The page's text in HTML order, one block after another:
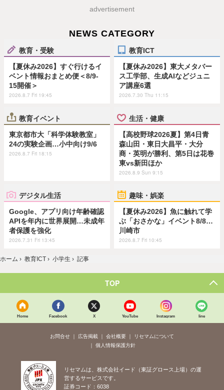
advertisement
NEWS CATEGORY
教育・受験
【夏休み2026】すぐ行けるイ
ベント情報おまとめ便＜8/9-
15開催＞
2026.8.7 Fri 19:45
教育ICT
【夏休み2026】東大メタバー
ス工学部、生成AIなどジュニ
ア講座6選
2026.7.30 Thu 11:15
教育イベント
東京都市大「科学体験教室」
24の実験企画…小中向け9/6
2026.8.7 Fri 18:15
生活・健康
【高校野球2026夏】第4日青
森山田・東日大昌平・大分
商・英明が勝利、第5日は花巻
東vs新田ほか
2026.8.9 Sun 9:15
デジタル生活
Google、アプリ向け年齢確認
APIを年内に世界展開…未成年
者保護を強化
2026.7.31 Fri 13:45
趣味・娯楽
【夏休み2026】魚に触れて学
ぶ「おさかな」イベント8/8…
川崎市
2026.8.7 Fri 10:45
ホーム › 教育ICT › 小学生 › 記事
TOP
Home Facebook X YouTube Instagram line
お問合せ 広告掲載 会社概要
リセマムについて
個人情報保護方針
リセマムは、株式会社イード（東証グロース上場）の運
営するサービスです。
証券コード：6038